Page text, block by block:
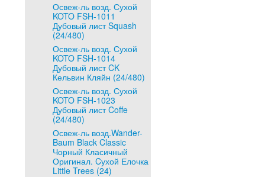
Освеж-ль возд. Сухой
KOTO FSH-1011
Дубовый лист Squash
(24/480)
Освеж-ль возд. Сухой
KOTO FSH-1014
Дубовый лист CK
Кельвин Кляйн (24/480)
Освеж-ль возд. Сухой
KOTO FSH-1023
Дубовый лист Coffe
(24/480)
Освеж-ль возд.Wander-
Baum Black Classic
Чорный Класичный
Оригинал. Cухой Елочка
Little Trees (24)